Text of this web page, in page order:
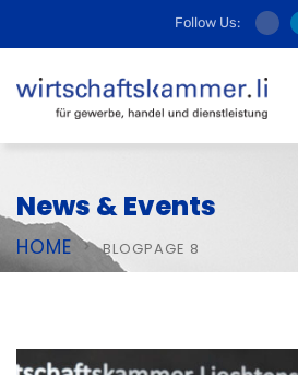
Follow Us:
News & Events
HOME BLOGPAGE 8